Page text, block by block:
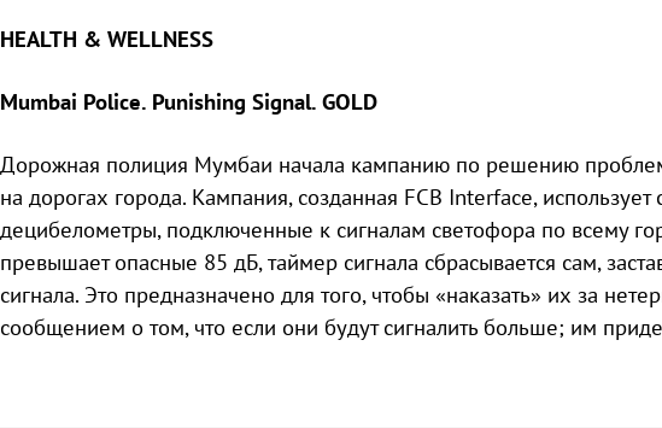
HEALTH & WELLNESS
Mumbai Police. Punishing Signal. GOLD
Дорожная полиция Мумбаи начала кампанию по решению
на дорогах города. Кампания, созданная FCB Interface, использует
децибелометры, подключенные к сигналам светофора по всему
превышает опасные 85 дБ, таймер сигнала сбрасывается сам,
сигнала. Это предназначено для того, чтобы «наказать» их за
сообщением о том, что если они будут сигналить больше; им